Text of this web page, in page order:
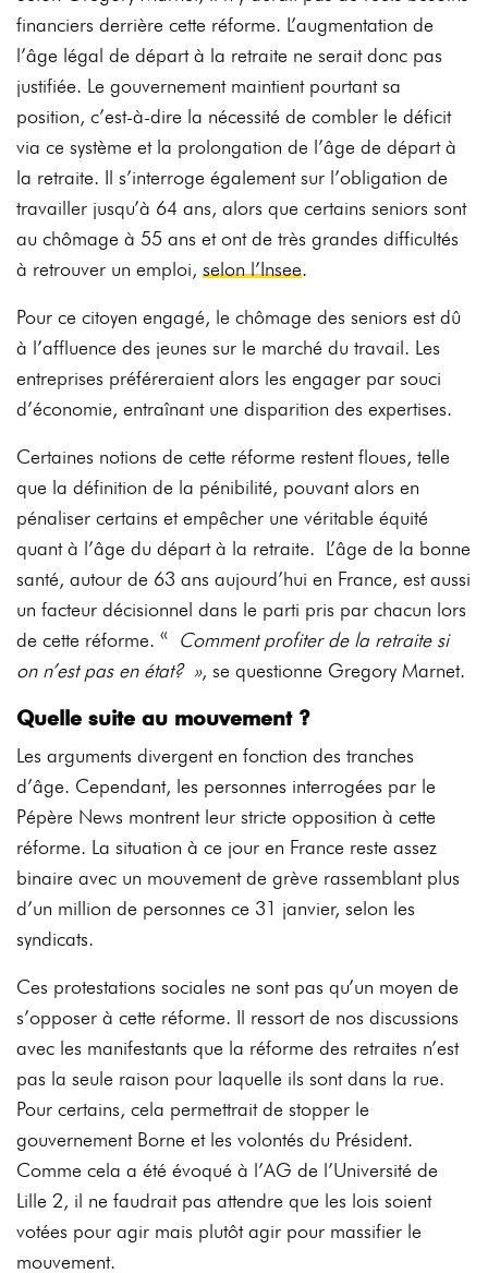
financiers derrière cette réforme. L’augmentation de
l’âge légal de départ à la retraite ne serait donc pas
justifiée. Le gouvernement maintient pourtant sa
position, c’est-à-dire la nécessité de combler le déficit
via ce système et la prolongation de l’âge de départ à
la retraite. Il s’interroge également sur l’obligation de
travailler jusqu’à 64 ans, alors que certains seniors sont
au chômage à 55 ans et ont de très grandes difficultés
à retrouver un emploi,selon l’Insee.
Pour ce citoyen engagé, le chômage des seniors est dû
à l’affluence des jeunes sur le marché du travail. Les
entreprises préféreraient alors les engager par souci
d’économie, entraînant une disparition des expertises.
Certaines notions de cette réforme restent floues, telle
que la définition de la pénibilité, pouvant alors en
pénaliser certains et empêcher une véritable équité
quant à l’âge du départ à la retraite. L’âge de la bonne
santé, autour de 63 ans aujourd’hui en France, est aussi
un facteur décisionnel dans le parti pris par chacun lors
de cette réforme. « Comment profiter de la retraite si
on n’est pas en état? », se questionne Gregory Marnet.
Quelle suite au mouvement ?
Les arguments divergent en fonction des tranches
d’âge. Cependant, les personnes interrogées par le
Pépère News montrent leur stricte opposition à cette
réforme. La situation à ce jour en France reste assez
binaire avec un mouvement de grève rassemblant plus
d’un million de personnes ce 31 janvier, selon les
syndicats.
Ces protestations sociales ne sont pas qu’un moyen de
s’opposer à cette réforme. Il ressort de nos discussions
avec les manifestants que la réforme des retraites n’est
pas la seule raison pour laquelle ils sont dans la rue.
Pour certains, cela permettrait de stopper le
gouvernement Borne et les volontés du Président.
Comme cela a été évoqué à l’AG de l’Université de
Lille 2, il ne faudrait pas attendre que les lois soient
votées pour agir mais plutôt agir pour massifier le
mouvement.